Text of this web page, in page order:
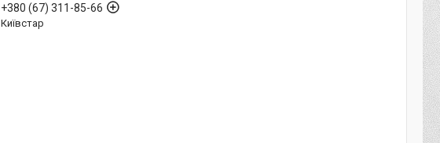
+380 (67) 311-85-66
Київстар